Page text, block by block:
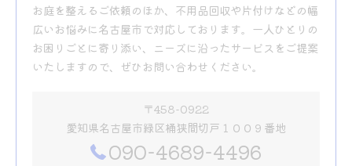
お庭を整えるご依頼のほか、不用品回収や片付けなどの幅
広いお悩みに名古屋市で対応しております。一人ひとりの
お困りごとに寄り添い、ニーズに沿ったサービスをご提案
いたしますので、ぜひお問い合わせください。
〒458-0922
愛知県名古屋市緑区桶狭間切戸１００９番地
090-4689-4496